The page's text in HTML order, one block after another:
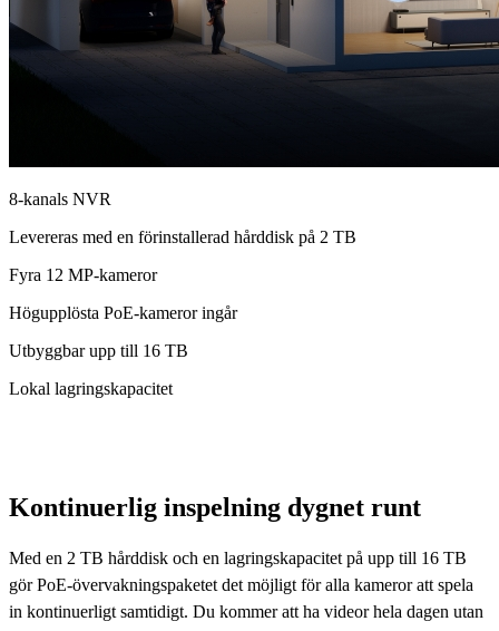
8-kanals NVR
Levereras med en förinstallerad hårddisk på 2 TB
Fyra 12 MP-kameror
Högupplösta PoE-kameror ingår
Utbyggbar upp till 16 TB
Lokal lagringskapacitet
Kontinuerlig inspelning dygnet runt
Med en 2 TB hårddisk och en lagringskapacitet på upp till 16 TB
gör PoE-övervakningspaketet det möjligt för alla kameror att spela
in kontinuerligt samtidigt. Du kommer att ha videor hela dagen utan